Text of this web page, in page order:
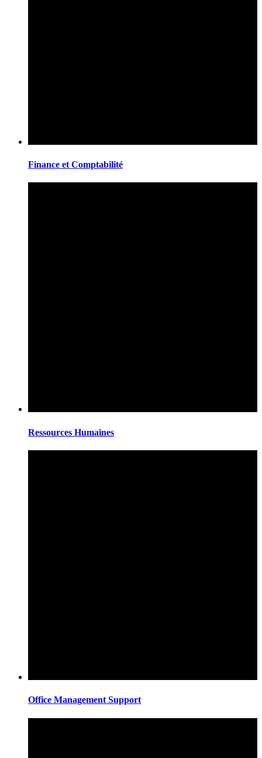
Finance et Comptabilité
Ressources Humaines
Office Management Support